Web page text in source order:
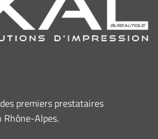
premiers prestataires
Alpes.